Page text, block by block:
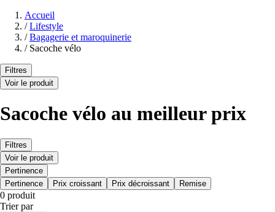
Accueil
/ Lifestyle
/ Bagagerie et maroquinerie
/ Sacoche vélo
Filtres
Voir le produit
Sacoche vélo au meilleur prix
Filtres
Voir le produit
Pertinence
Pertinence
Prix croissant Prix décroissant Remise
0 produit
Trier par